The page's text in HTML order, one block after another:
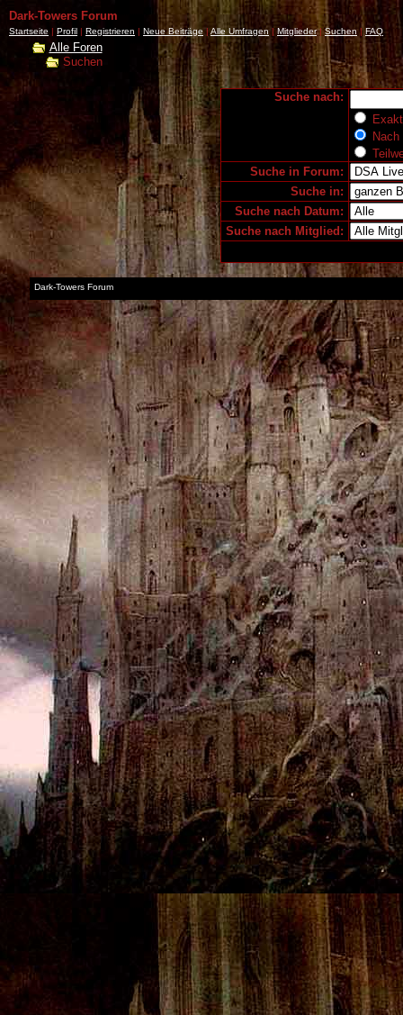
Dark-Towers Forum
Startseite | Profil | Registrieren | Neue Beiträge |Alle Umfragen | Mitglieder|Suchen| FAQ
Alle Foren
Suchen
Suche nach:
Suche in Forum:
Suche in:
Suche nach Datum:
Suche nach Mitglied:
Dark-Towers Forum